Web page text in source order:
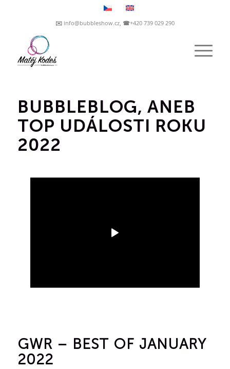
✉️ info@bubbleshow.cz, ☎+420 739 029 290
BUBBLEBLOG, ANEB
TOP UDÁLOSTI ROKU
2022
GWR – BEST OF JANUARY
2022